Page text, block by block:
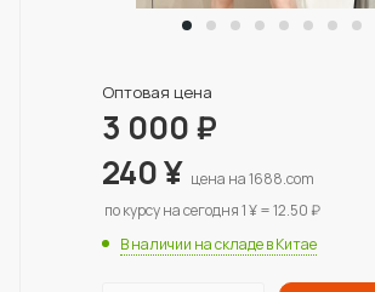
Оптовая цена
3 000₽
240¥ цена на 1688.com
по курсу на сегодня 1 ¥ = 12.50 ₽
В наличии на складе в Китае